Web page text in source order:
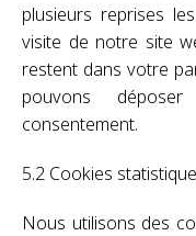
plusieurs reprises
visite de notre site
restent dans votre
pouvons
consentement.
5.2 Cookies
Nous utilisons des